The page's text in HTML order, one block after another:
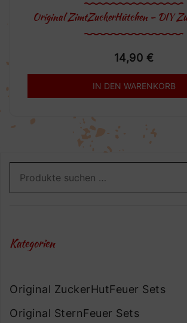
Original ZimtZuckerHütchen – DIY
14,90 €
IN DEN WARENKORB
Kategorien
Original ZuckerHutFeuer Sets
Original SternFeuer Sets